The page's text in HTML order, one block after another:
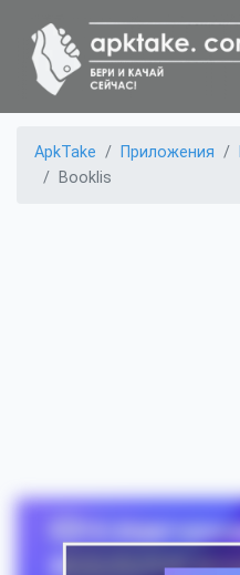
ApkTake Приложения
Booklis